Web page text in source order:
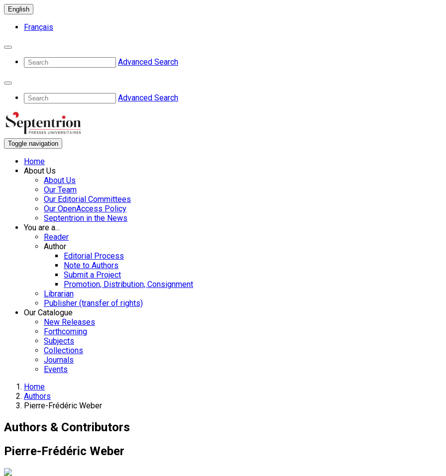
English
Français
Advanced Search
Advanced Search
Toggle navigation
Home
About Us
About Us
Our Team
Our Editorial Committees
Our OpenAccess Policy
Septentrion in the News
You are a...
Reader
Author
Editorial Process
Note to Authors
Submit a Project
Promotion, Distribution, Consignment
Librarian
Publisher (transfer of rights)
Our Catalogue
New Releases
Forthcoming
Subjects
Collections
Journals
Events
Home
Authors
Pierre-Frédéric Weber
Authors & Contributors
Pierre-Frédéric Weber